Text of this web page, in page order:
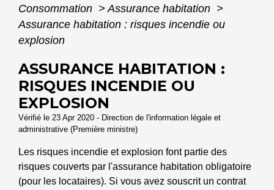
Consommation > Assurance habitation >
Assurance habitation : risques incendie ou
explosion
ASSURANCE HABITATION :
RISQUES INCENDIE OU
EXPLOSION
Vérifié le 23 Apr 2020 - Direction de l'information légale et
administrative (Première ministre)
Les risques incendie et explosion font partie des
risques couverts par l'assurance habitation obligatoire
(pour les locataires). Si vous avez souscrit un contrat